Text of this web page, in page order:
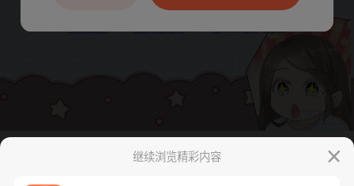
继续浏览精彩内容